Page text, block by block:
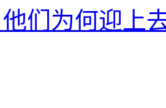
们为何迎上